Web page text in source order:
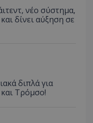
νέο σύστημα,
δίνει αύξηση σε
διπλά για
Τρόμσο!